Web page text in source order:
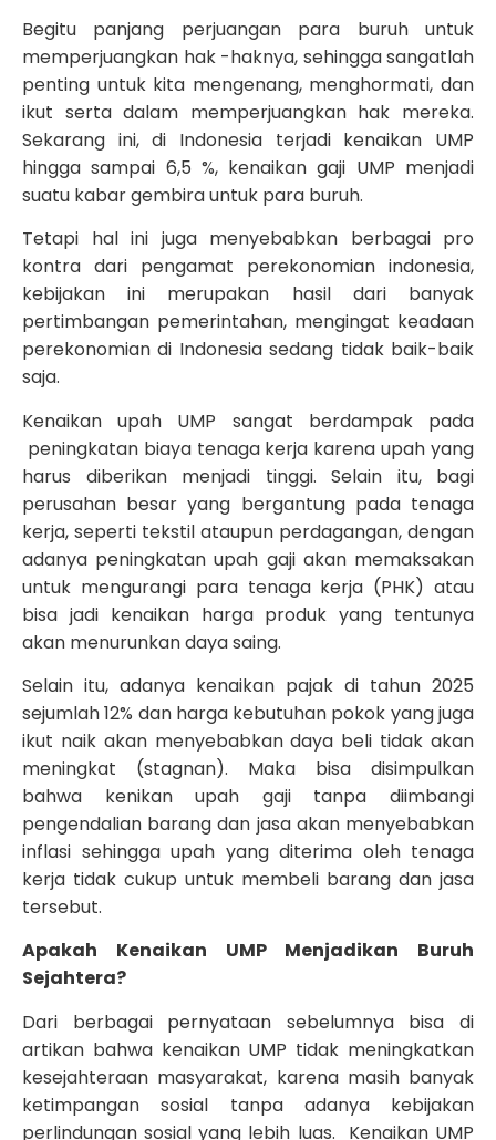
Begitu panjang perjuangan para buruh untuk
memperjuangkan hak -haknya, sehingga sangatlah
penting untuk kita mengenang, menghormati, dan
ikut serta dalam memperjuangkan hak mereka.
Sekarang ini, di Indonesia terjadi kenaikan UMP
hingga sampai 6,5 %, kenaikan gaji UMP menjadi
suatu kabar gembira untuk para buruh.
Tetapi hal ini juga menyebabkan berbagai pro
kontra dari pengamat perekonomian indonesia,
kebijakan ini merupakan hasil dari banyak
pertimbangan pemerintahan, mengingat keadaan
perekonomian di Indonesia sedang tidak baik-baik
saja.
Kenaikan upah UMP sangat berdampak pada
peningkatan biaya tenaga kerja karena upah yang
harus diberikan menjadi tinggi. Selain itu, bagi
perusahan besar yang bergantung pada tenaga
kerja, seperti tekstil ataupun perdagangan, dengan
adanya peningkatan upah gaji akan memaksakan
untuk mengurangi para tenaga kerja (PHK) atau
bisa jadi kenaikan harga produk yang tentunya
akan menurunkan daya saing.
Selain itu, adanya kenaikan pajak di tahun 2025
sejumlah 12% dan harga kebutuhan pokok yang juga
ikut naik akan menyebabkan daya beli tidak akan
meningkat (stagnan). Maka bisa disimpulkan
bahwa kenikan upah gaji tanpa diimbangi
pengendalian barang dan jasa akan menyebabkan
inflasi sehingga upah yang diterima oleh tenaga
kerja tidak cukup untuk membeli barang dan jasa
tersebut.
Apakah Kenaikan UMP Menjadikan Buruh
Sejahtera?
Dari berbagai pernyataan sebelumnya bisa di
artikan bahwa kenaikan UMP tidak meningkatkan
kesejahteraan masyarakat, karena masih banyak
ketimpangan sosial tanpa adanya kebijakan
perlindungan sosial yang lebih luas. Kenaikan UMP